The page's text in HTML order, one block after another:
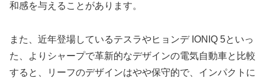
和感を与えることがあります。
また、近年登場しているテスラやヒョンデ IONIQ 5といっ
た、よりシャープで革新的なデザインの電気自動車と比較
すると、
リーフのデザインはやや保守的で、インパクトに